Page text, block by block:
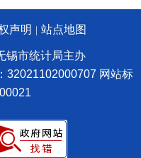
声明 站点地图
锡市统计局主办
32021102000707 网站标